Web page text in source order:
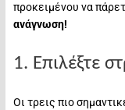
προκειμένου να
ανάγνωση!
1. Επιλέξτε
Οι τρεις πιο